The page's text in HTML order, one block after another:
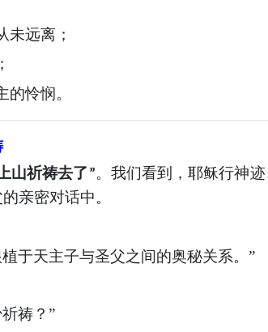
未远离；
的怜悯。
山祈祷去了 ”。我们看到，耶稣行神
亲密对话中。
于天主子与圣父之间的奥秘关系。”
祷？”